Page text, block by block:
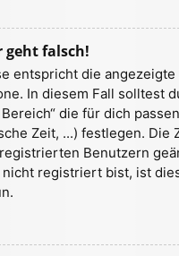
geht falsch!
entspricht die
In diesem Fall solltest
die für dich
Zeit, ...) festlegen. Die
Benutzern
nicht registriert bist, ist